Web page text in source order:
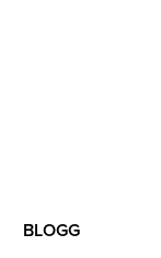
BLOGG